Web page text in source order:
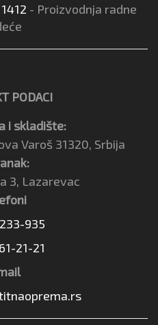
1412 - Proizvodnja radne
PODACI
i skladište:
Varoš 31320, Srbija
3, Lazarevac
935
21-21